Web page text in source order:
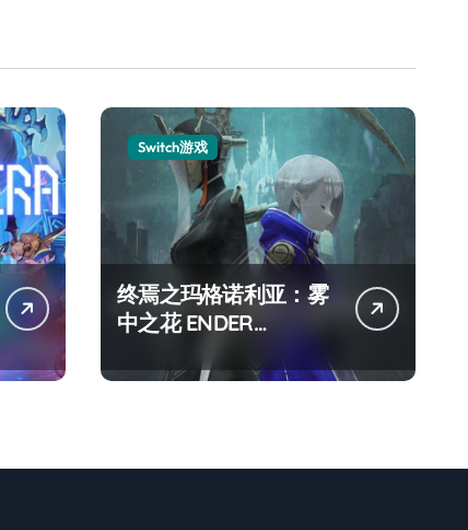
Switch游戏
终焉之玛格诺利亚：雾
中之花 ENDER
the mist